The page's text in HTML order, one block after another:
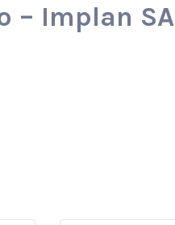
– Implan SA